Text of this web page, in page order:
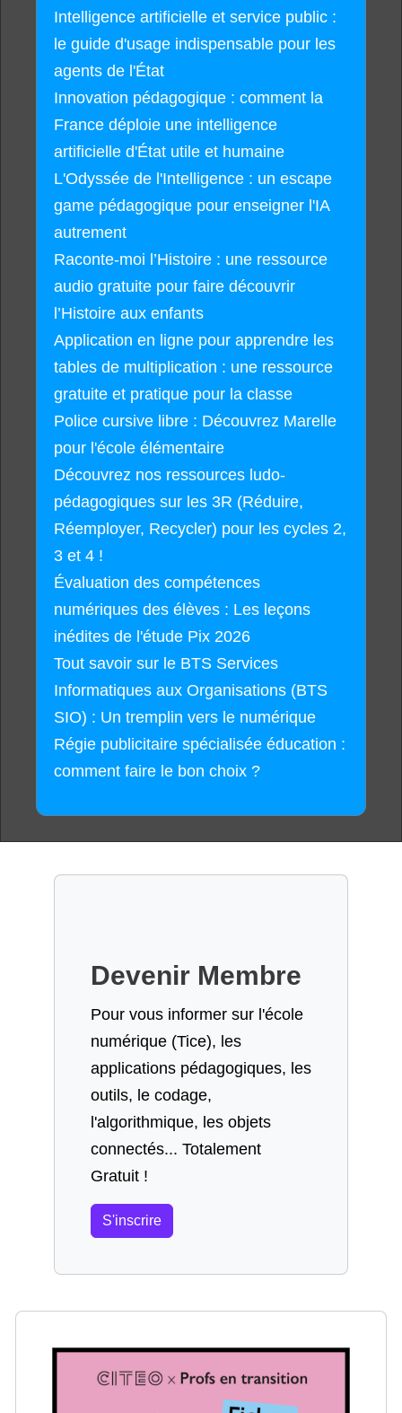
Intelligence artificielle et service public :
le guide d'usage indispensable pour les
agents de l'État
Innovation pédagogique : comment la
France déploie une intelligence
artificielle d'État utile et humaine
L'Odyssée de l'Intelligence : un escape
game pédagogique pour enseigner l'IA
autrement
Raconte-moi l’Histoire : une ressource
audio gratuite pour faire découvrir
l’Histoire aux enfants
Application en ligne pour apprendre les
tables de multiplication : une ressource
gratuite et pratique pour la classe
Police cursive libre : Découvrez Marelle
pour l'école élémentaire
Découvrez nos ressources ludo-
pédagogiques sur les 3R (Réduire,
Réemployer, Recycler) pour les cycles 2,
3 et 4 !
Évaluation des compétences
numériques des élèves : Les leçons
inédites de l'étude Pix 2026
Tout savoir sur le BTS Services
Informatiques aux Organisations (BTS
SIO) : Un tremplin vers le numérique
Régie publicitaire spécialisée éducation :
comment faire le bon choix ?
Devenir Membre
Pour vous informer sur l'école
numérique (Tice), les
applications pédagogiques, les
outils, le codage,
l'algorithmique, les objets
connectés... Totalement
Gratuit !
S'inscrire